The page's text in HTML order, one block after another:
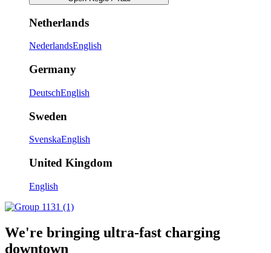
Netherlands
NederlandsEnglish
Germany
DeutschEnglish
Sweden
SvenskaEnglish
United Kingdom
English
We're bringing ultra-fast charging
downtown